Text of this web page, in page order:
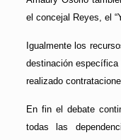
el concejal Reyes, el
Igualmente los
destinación
realizado
En fin el debate
todas las